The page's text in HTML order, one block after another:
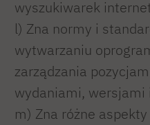
wyszukiwarek
l) Zna normy i
wytwarzaniu
zarządzania
wydaniami, wersjami
m) Zna różne